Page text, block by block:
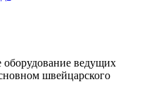
ведущих
швейцарского